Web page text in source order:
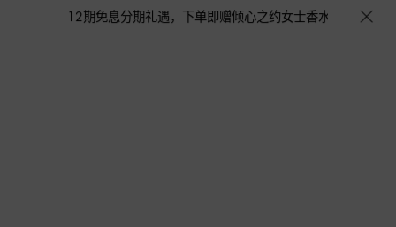
至高12期免息分期礼遇，下单即赠倾心之约女士香水随行装1.5ML